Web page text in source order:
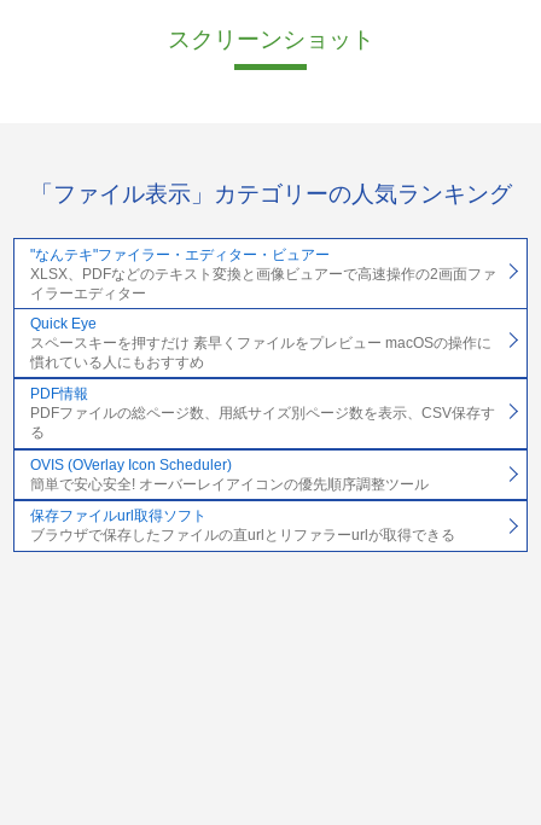
スクリーンショット
「ファイル表示」カテゴリーの人気ランキング
"なんテキ"ファイラー・エディター・ビュアー
XLSX、PDFなどのテキスト変換と画像ビュアーで高速操作の2画面ファ
イラーエディター
Quick Eye
スペースキーを押すだけ 素早くファイルをプレビュー macOSの操作に
慣れている人にもおすすめ
PDF情報
PDFファイルの総ページ数、用紙サイズ別ページ数を表示、CSV保存す
る
OVIS (OVerlay Icon Scheduler)
簡単で安心安全! オーバーレイアイコンの優先順序調整ツール
保存ファイルurl取得ソフト
ブラウザで保存したファイルの直urlとリファラーurlが取得できる